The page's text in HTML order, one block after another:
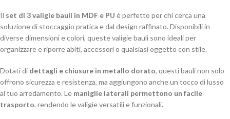
Il set di 3 valigie bauli in MDF e PU è perfetto per chi cerca una
soluzione di stoccaggio pratica e dal design raffinato. Disponibili in
diverse dimensioni e colori, queste valigie bauli sono ideali per
organizzare e riporre abiti, accessori o qualsiasi oggetto con stile.
Dotati di dettagli e chiusure in metallo dorato, questi bauli non solo
offrono sicurezza e resistenza, ma aggiungono anche un tocco di lusso
al tuo arredamento. Le maniglie laterali permettono un facile
trasporto, rendendo le valigie versatili e funzionali.